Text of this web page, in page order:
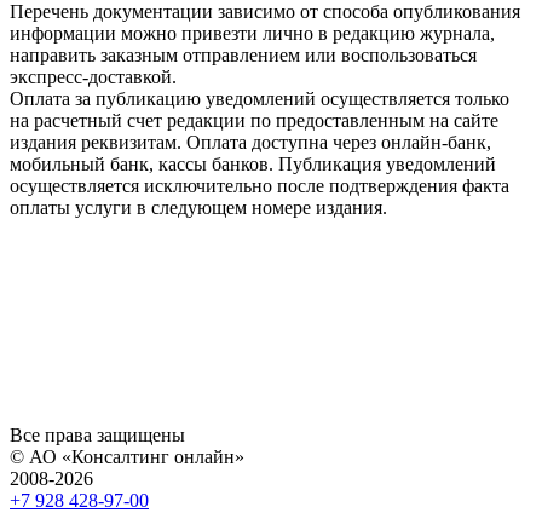
Перечень документации зависимо от способа опубликования
информации можно привезти лично в редакцию журнала,
направить заказным отправлением или воспользоваться
экспресс-доставкой.
Оплата за публикацию уведомлений осуществляется только
на расчетный счет редакции по предоставленным на сайте
издания реквизитам. Оплата доступна через онлайн-банк,
мобильный банк, кассы банков. Публикация уведомлений
осуществляется исключительно после подтверждения факта
оплаты услуги в следующем номере издания.
Все права защищены
© АО «Консалтинг онлайн»
2008-2026
+7 928 428-97-00